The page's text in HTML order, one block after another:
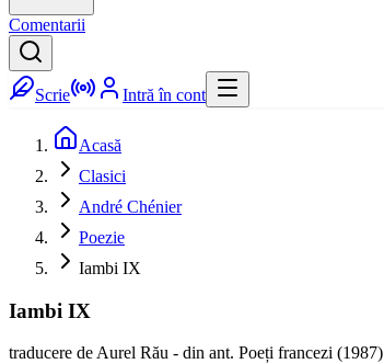
Comentarii
Scrie Intră în cont
Acasă
Clasici
André Chénier
Poezie
Iambi IX
Iambi IX
traducere de Aurel Rău - din ant. Poeți francezi (1987)